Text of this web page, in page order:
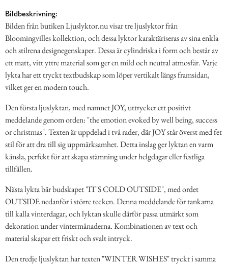
Bildbeskrivning:
Bilden från butiken Ljuslyktor.nu visar tre ljuslyktor från
Bloomingvilles kollektion, och dessa lyktor karaktäriseras av sina enkla
och stilrena designegenskaper. Dessa är cylindriska i form och består av
ett matt, vitt yttre material som ger en mild och neutral atmosfär. Varje
lykta har ett tryckt textbudskap som löper vertikalt längs framsidan,
vilket ger en modern touch.
Den första ljuslyktan, med namnet JOY, uttrycker ett positivt
meddelande genom orden: "the emotion evoked by well being, success
or christmas". Texten är uppdelad i två rader, där JOY står överst med fet
stil för att dra till sig uppmärksamhet. Detta inslag ger lyktan en varm
känsla, perfekt för att skapa stämning under helgdagar eller festliga
tillfällen.
Nästa lykta bär budskapet "IT'S COLD OUTSIDE", med ordet
OUTSIDE nedanför i större tecken. Denna meddelande för tankarna
till kalla vinterdagar, och lyktan skulle därför passa utmärkt som
dekoration under vintermånaderna. Kombinationen av text och
material skapar ett friskt och svalt intryck.
Den tredje ljuslyktan har texten "WINTER WISHES" tryckt i samma